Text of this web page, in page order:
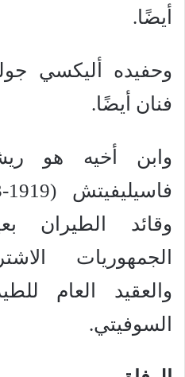
أيضًا.
فنان أيضًا.
وابن أخيه هو
وقائد الطيران
الجمهوريات
والعقيد العام
السوفيتي.